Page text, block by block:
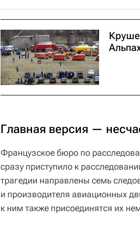
Главная версия —
Французское бюро по
сразу приступило к
трагедии направлены семь
и производителя авиационных
к ним также присоединятся их